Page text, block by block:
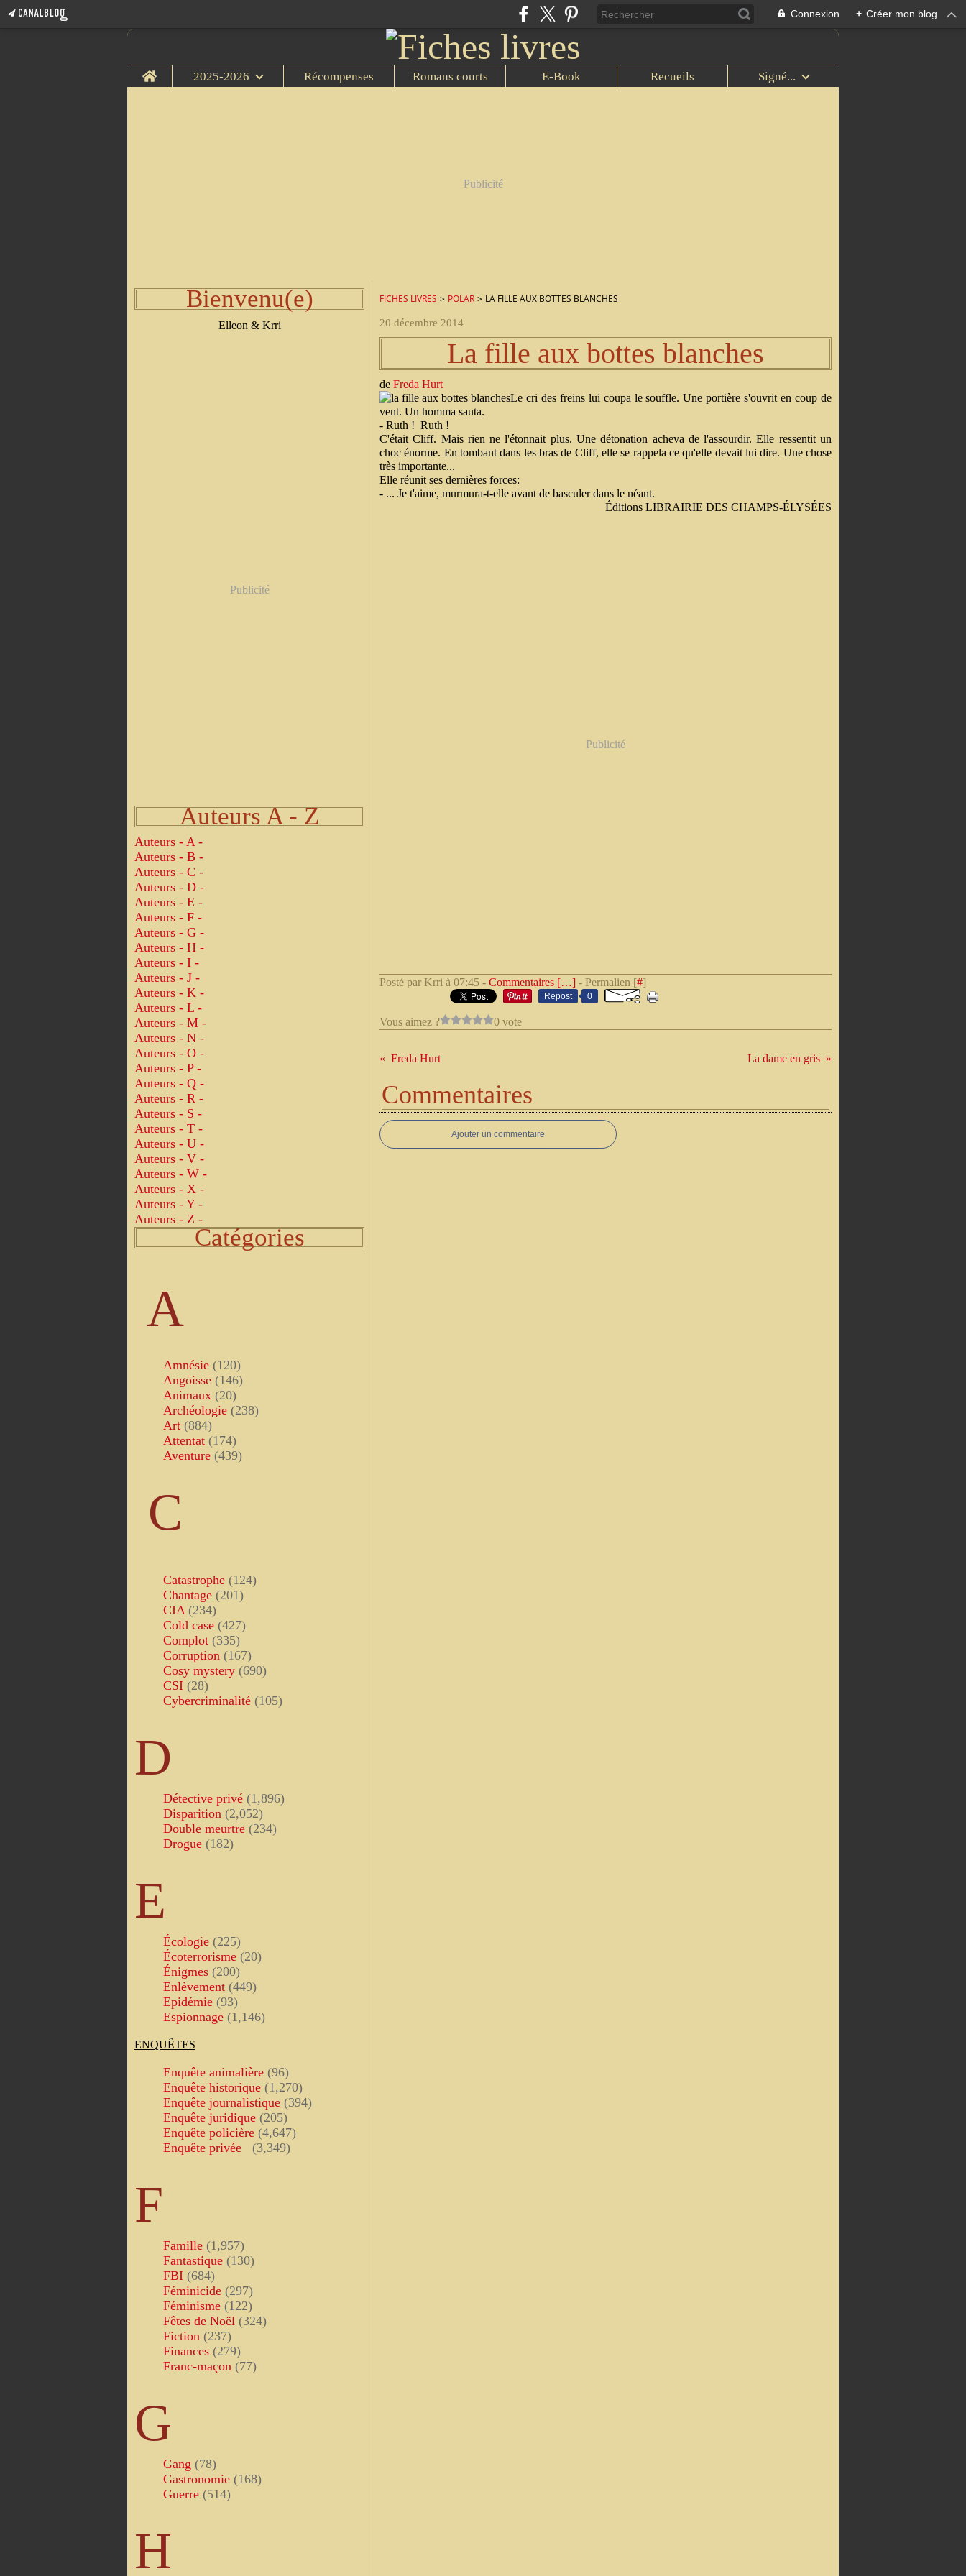
Connexion + Créer mon blog
Home 2025-2026 Récompenses Romans courts E-Book Recueils Signé...
Publicité
Bienvenu(e)
Elleon & Krri
Publicité
Auteurs A - Z
Auteurs - A -
Auteurs - B -
Auteurs - C -
Auteurs - D -
Auteurs - E -
Auteurs - F -
Auteurs - G -
Auteurs - H -
Auteurs - I -
Auteurs - J -
Auteurs - K -
Auteurs - L -
Auteurs - M -
Auteurs - N -
Auteurs - O -
Auteurs - P -
Auteurs - Q -
Auteurs - R -
Auteurs - S -
Auteurs - T -
Auteurs - U -
Auteurs - V -
Auteurs - W -
Auteurs - X -
Auteurs - Y -
Auteurs - Z -
Catégories
A
Amnésie (120)
Angoisse (146)
Animaux (20)
Archéologie (238)
Art (884)
Attentat (174)
Aventure (439)
C
Catastrophe (124)
Chantage (201)
CIA (234)
Cold case (427)
Complot (335)
Corruption (167)
Cosy mystery (690)
CSI (28)
Cybercriminalité (105)
D
Détective privé (1,896)
Disparition (2,052)
Double meurtre (234)
Drogue (182)
E
Écologie (225)
Écoterrorisme (20)
Énigmes (200)
Enlèvement (449)
Epidémie (93)
Espionnage (1,146)
ENQUÊTES
Enquête animalière (96)
Enquête historique (1,270)
Enquête journalistique (394)
Enquête juridique (205)
Enquête policière (4,647)
Enquête privée
(3,349)
F
Famille (1,957)
Fantastique (130)
FBI (684)
Féminicide (297)
Féminisme (122)
Fêtes de Noël (324)
Fiction (237)
Finances (279)
Franc-maçon (77)
G
Gang (78)
Gastronomie (168)
Guerre (514)
H
FICHES LIVRES > POLAR > LA FILLE AUX BOTTES BLANCHES
20 décembre 2014
La fille aux bottes blanches
de Freda Hurt
Le cri des freins lui coupa le souffle. Une portière s'ouvrit en coup de
vent. Un homma sauta.
- Ruth ! Ruth !
C'était Cliff. Mais rien ne l'étonnait plus. Une détonation acheva de l'assourdir. Elle ressentit un
choc énorme. En tombant dans les bras de Cliff, elle se rappela ce qu'elle devait lui dire. Une chose
très importante...
Elle réunit ses dernières forces:
- ... Je t'aime, murmura-t-elle avant de basculer dans le néant.
Éditions LIBRAIRIE DES CHAMPS-ÉLYSÉES
Publicité
Posté par Krri à 07:45 - Commentaires […] - Permalien [#]
Repost 0
Vous aimez ? 0 vote
Freda Hurt La dame en gris
Commentaires
Ajouter un commentaire